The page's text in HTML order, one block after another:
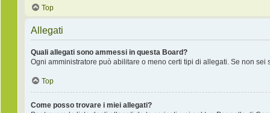
Top
Allegati
Quali allegati sono ammessi in questa Board?
Ogni amministratore può abilitare o meno certi tipi di allegati. Se non
Top
Come posso trovare i miei allegati?